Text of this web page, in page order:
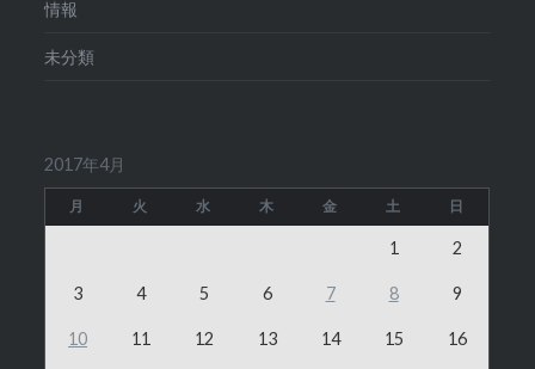
情報
未分類
2017年4月
月 火 水 木 金 土 日
1 2
3 4 5 6 7 8 9
10 11 12 13 14 15 16